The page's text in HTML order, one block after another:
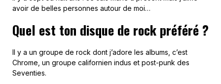
avoir de belles personnes autour de moi…
Quel est ton disque de rock préféré ?
Il y a un groupe de rock dont j’adore les albums, c’est
Chrome, un groupe californien indus et post-punk des
Seventies.